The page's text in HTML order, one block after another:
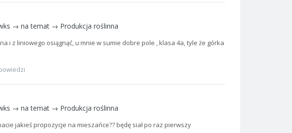
→ na temat → Produkcja roślinna
i z liniowego osiągnąć, u mnie w sumie dobre pole , klasa 4a, tyle że górka
→ na temat → Produkcja roślinna
jakieś propozycje na mieszańce?? będę siał po raz pierwszy